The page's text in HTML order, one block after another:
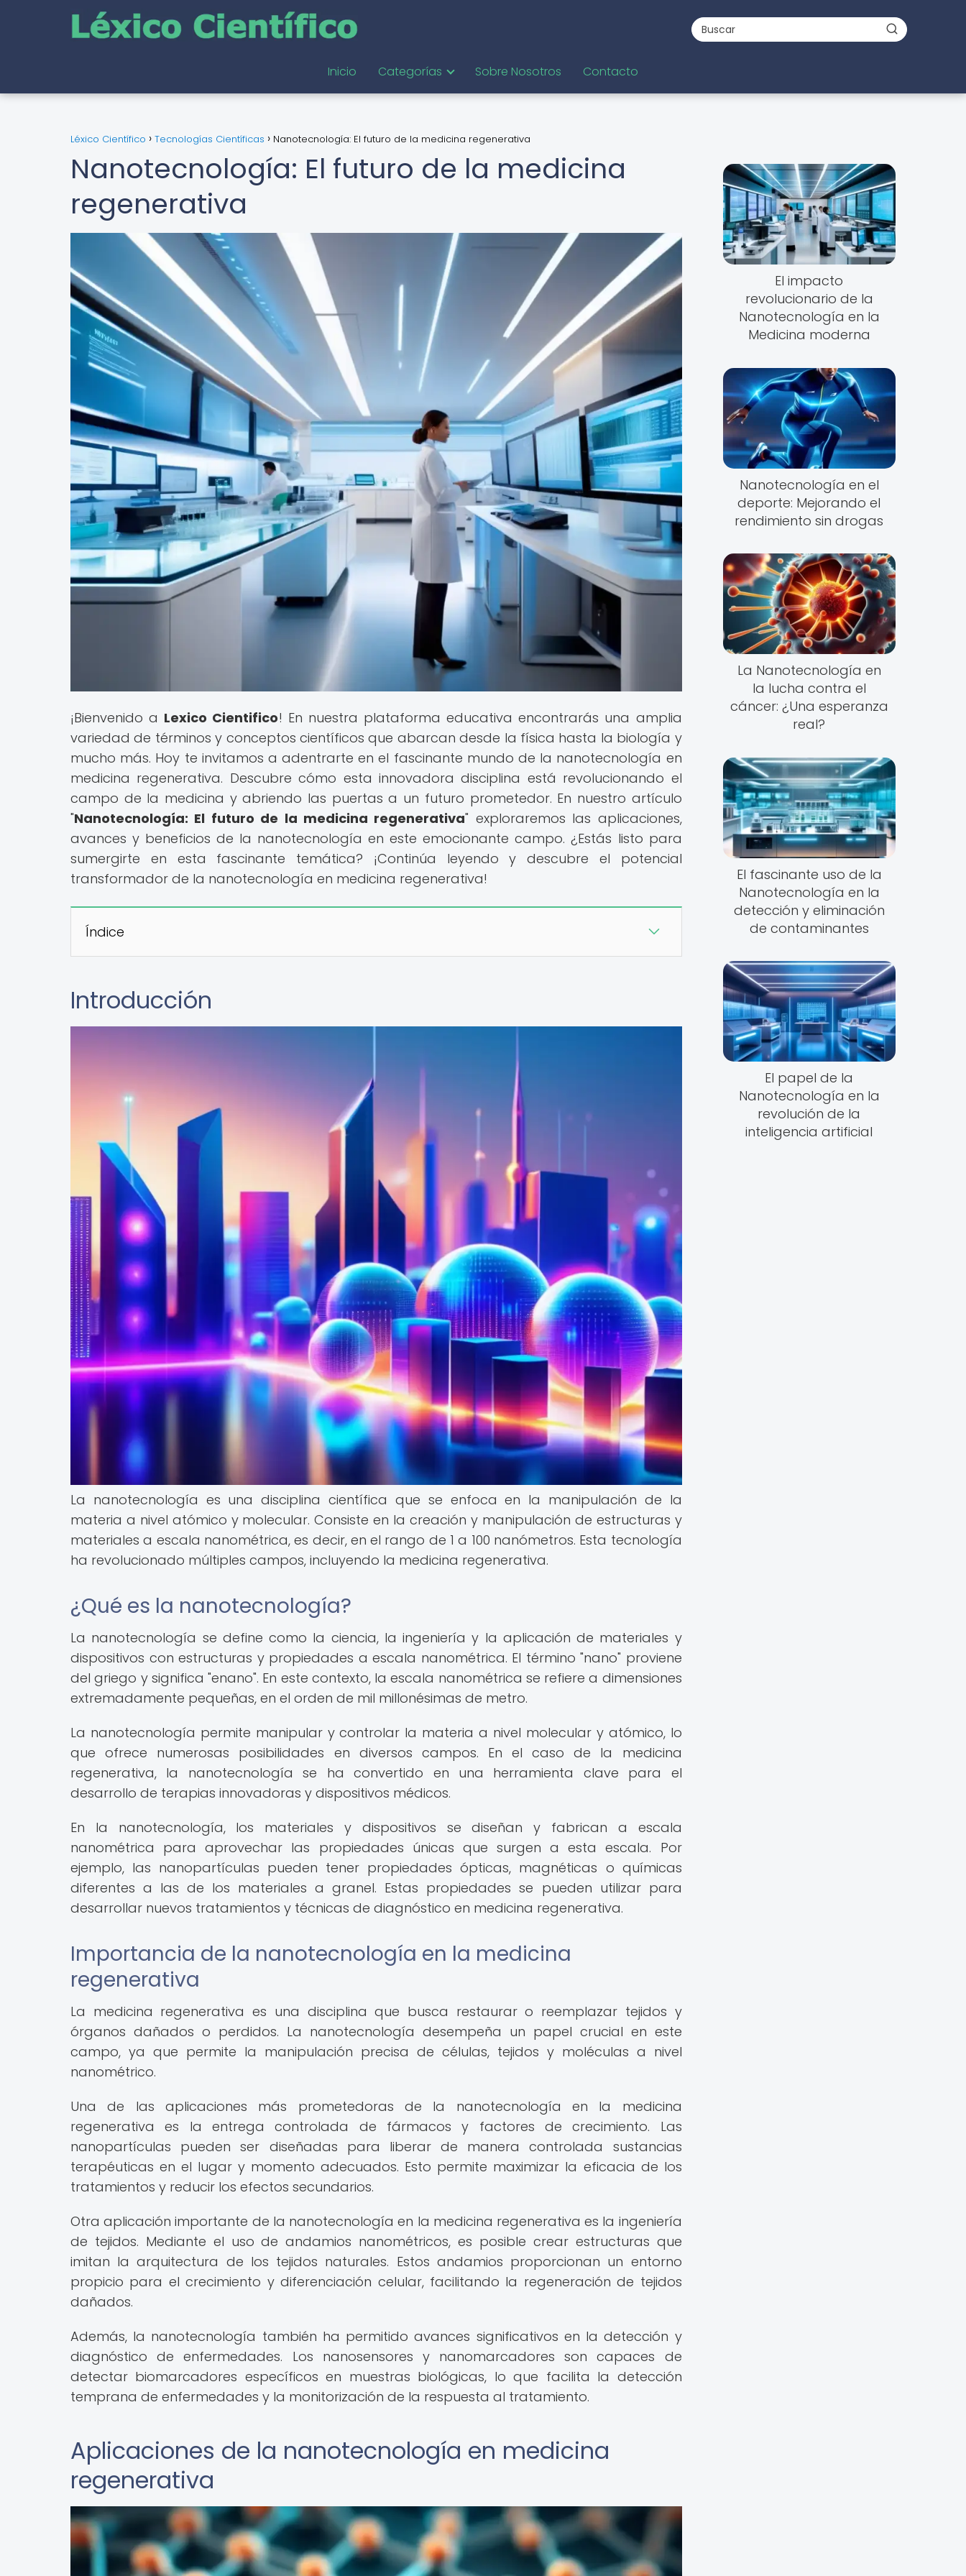
Inicio Categorías Sobre Nosotros Contacto
Léxico Científico Tecnologías Científicas Nanotecnología: El futuro de la medicina regenerativa
Nanotecnología: El futuro de la medicina
regenerativa
¡Bienvenido a Lexico Cientifico! En nuestra plataforma educativa encontrarás una amplia
variedad de términos y conceptos científicos que abarcan desde la física hasta la biología y
mucho más. Hoy te invitamos a adentrarte en el fascinante mundo de la nanotecnología en
medicina regenerativa. Descubre cómo esta innovadora disciplina está revolucionando el
campo de la medicina y abriendo las puertas a un futuro prometedor. En nuestro artículo
"Nanotecnología: El futuro de la medicina regenerativa" exploraremos las aplicaciones,
avances y beneficios de la nanotecnología en este emocionante campo. ¿Estás listo para
sumergirte en esta fascinante temática? ¡Continúa leyendo y descubre el potencial
transformador de la nanotecnología en medicina regenerativa!
Índice
Introducción
La nanotecnología es una disciplina científica que se enfoca en la manipulación de la
materia a nivel atómico y molecular. Consiste en la creación y manipulación de estructuras y
materiales a escala nanométrica, es decir, en el rango de 1 a 100 nanómetros. Esta tecnología
ha revolucionado múltiples campos, incluyendo la medicina regenerativa.
¿Qué es la nanotecnología?
La nanotecnología se define como la ciencia, la ingeniería y la aplicación de materiales y
dispositivos con estructuras y propiedades a escala nanométrica. El término "nano" proviene
del griego y significa "enano". En este contexto, la escala nanométrica se refiere a dimensiones
extremadamente pequeñas, en el orden de mil millonésimas de metro.
La nanotecnología permite manipular y controlar la materia a nivel molecular y atómico, lo
que ofrece numerosas posibilidades en diversos campos. En el caso de la medicina
regenerativa, la nanotecnología se ha convertido en una herramienta clave para el
desarrollo de terapias innovadoras y dispositivos médicos.
En la nanotecnología, los materiales y dispositivos se diseñan y fabrican a escala
nanométrica para aprovechar las propiedades únicas que surgen a esta escala. Por
ejemplo, las nanopartículas pueden tener propiedades ópticas, magnéticas o químicas
diferentes a las de los materiales a granel. Estas propiedades se pueden utilizar para
desarrollar nuevos tratamientos y técnicas de diagnóstico en medicina regenerativa.
Importancia de la nanotecnología en la medicina
regenerativa
La medicina regenerativa es una disciplina que busca restaurar o reemplazar tejidos y
órganos dañados o perdidos. La nanotecnología desempeña un papel crucial en este
campo, ya que permite la manipulación precisa de células, tejidos y moléculas a nivel
nanométrico.
Una de las aplicaciones más prometedoras de la nanotecnología en la medicina
regenerativa es la entrega controlada de fármacos y factores de crecimiento. Las
nanopartículas pueden ser diseñadas para liberar de manera controlada sustancias
terapéuticas en el lugar y momento adecuados. Esto permite maximizar la eficacia de los
tratamientos y reducir los efectos secundarios.
Otra aplicación importante de la nanotecnología en la medicina regenerativa es la ingeniería
de tejidos. Mediante el uso de andamios nanométricos, es posible crear estructuras que
imitan la arquitectura de los tejidos naturales. Estos andamios proporcionan un entorno
propicio para el crecimiento y diferenciación celular, facilitando la regeneración de tejidos
dañados.
Además, la nanotecnología también ha permitido avances significativos en la detección y
diagnóstico de enfermedades. Los nanosensores y nanomarcadores son capaces de
detectar biomarcadores específicos en muestras biológicas, lo que facilita la detección
temprana de enfermedades y la monitorización de la respuesta al tratamiento.
Aplicaciones de la nanotecnología en medicina
regenerativa
El impacto
revolucionario de la
Nanotecnología en la
Medicina moderna
Nanotecnología en el
deporte: Mejorando el
rendimiento sin drogas
La Nanotecnología en
la lucha contra el
cáncer: ¿Una esperanza
real?
El fascinante uso de la
Nanotecnología en la
detección y eliminación
de contaminantes
El papel de la
Nanotecnología en la
revolución de la
inteligencia artificial